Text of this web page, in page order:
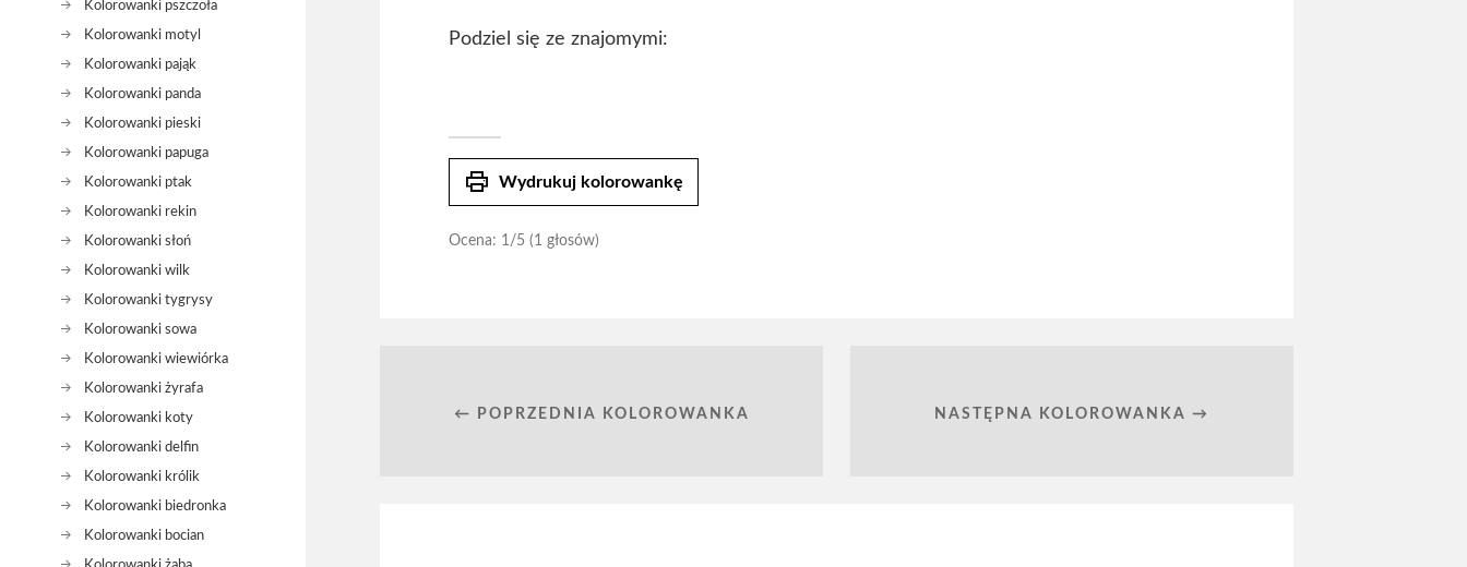
Kolorowanki pszczoła
Kolorowanki motyl
Kolorowanki pająk
Kolorowanki panda
Kolorowanki pieski
Kolorowanki papuga
Kolorowanki ptak
Kolorowanki rekin
Kolorowanki słoń
Kolorowanki wilk
Kolorowanki tygrysy
Kolorowanki sowa
Kolorowanki wiewiórka
Kolorowanki żyrafa
Kolorowanki koty
Kolorowanki delfin
Kolorowanki królik
Kolorowanki biedronka
Kolorowanki bocian
Podziel się ze znajomymi:
print Wydrukuj kolorowankę
Ocena: 1/5 (1 głosów)
← POPRZEDNIA KOLOROWANKA NASTĘPNA KOLOROWANKA →